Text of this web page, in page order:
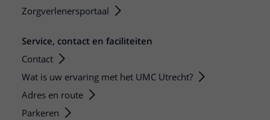
Zorgverlenersportaal
Service, contact en faciliteiten
Contact
Wat is uw ervaring met het UMC Utrecht?
Adres en route
Parkeren